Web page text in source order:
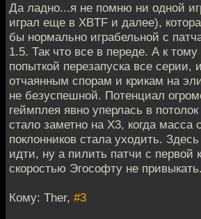
Да ладно...я не помню ни одной
играл еще в XBTF и далее),
бы нормально играбельной с
1.5. Так что все в переде. А к
попыткой перезапуска все серии,
отчаянным спорам и крикам на
не безуспешной. Потенциал
геймплея явно уперлась в
стало заметно на Х3, когда масса
поклонников стала уходить.
идти, ну а пилить патчи с первой
скоростью Эгософту не привыкать.
Кому: Ther, #3